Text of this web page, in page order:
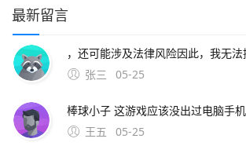
最新留言
张三
05-25
王五
05-25